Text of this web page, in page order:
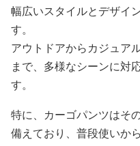
幅広いスタイルとデザイ
す。
アウトドアからカジュア
まで、多様なシーンに対
す。
特に、カーゴパンツはそ
備えており、普段使いか